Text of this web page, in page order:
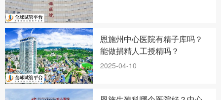
恩施州中心医院有精子库吗？
能做捐精人工授精吗？
2025-04-10